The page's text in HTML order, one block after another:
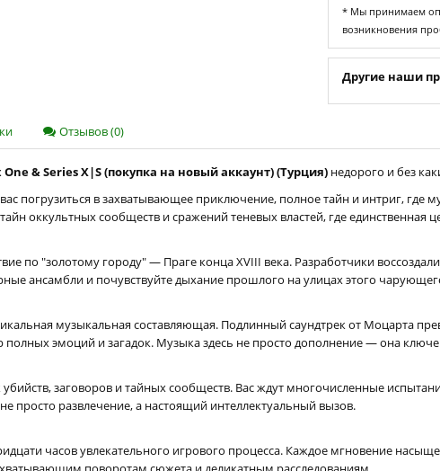
* Мы принимаем
возникновения
Другие наши
Отзывов (0)
& Series X|S (покупка на новый аккаунт) (Турция) недорого и без
погрузиться в захватывающее приключение, полное тайн и интриг, где
оккультных сообществ и сражений теневых властей, где
по "золотому городу" — Праге конца XVIII века. Разработчики
ансамбли и почувствуйте дыхание прошлого на улицах этого
музыкальная составляющая. Подлинный саундтрек от Моцарта
эмоций и загадок. Музыка здесь не просто дополнение — она
заговоров и тайных сообществ. Вас ждут многочисленные
просто развлечение, а настоящий интеллектуальный вызов.
часов увлекательного игрового процесса. Каждое мгновение